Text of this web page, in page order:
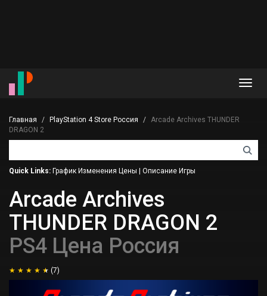
Главная PlayStation 4 Store Россия
Arcade Archives THUNDER
DRAGON 2
Quick Links: График Изменения Цены Описание Игры
Arcade Archives
THUNDER DRAGON 2
PS4 Цена Россия
(7)